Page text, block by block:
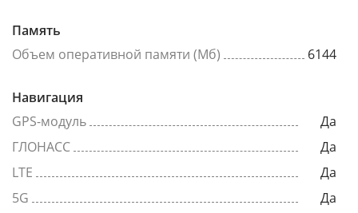
Память
Объем оперативной памяти (Мб)
6144
Навигация
GPS-модуль
Да
ГЛОНАСС
Да
LTE
Да
5G
Да